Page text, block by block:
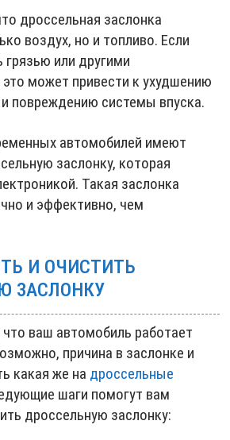
дроссельная заслонка
воздух, но и топливо. Если
грязью или другими
это может привести к ухудшению
повреждению системы впуска.
автомобилей имеют
заслонку, которая
Такая заслонка
и эффективно, чем
И ОЧИСТИТЬ
ЗАСЛОНКУ
ваш автомобиль работает
причина в заслонке и
какая же на дроссельные
шаги помогут вам
дроссельную заслонку: